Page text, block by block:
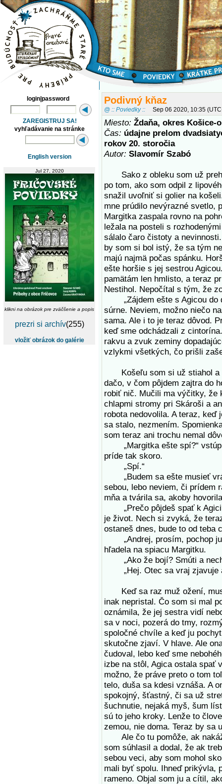
login|password
ZAREGISTRUJ SA!
vyhľadávanie na stránke
English version
Jul 27, 2020
klikni na obrázok pre zväčšenie a popis
prezri si archív(255)
vložiť obrázok do galérie
Podivný kňaz
@ :: Poviedky :: Sep 06 2020, 10:35
Miesto: Ždaňa, okres Košice-
Čas: údajne prelom
rokov 20. storočia
Autor: Slavomír Szabó
Sako z obleku som už
po tom, ako som odpil z
snažil uvoľniť si golier na
mne prúdilo nevýrazné svetlo,
Margitka zaspala rovno na
ležala na posteli s
sálalo čaro čistoty a
by som si bol istý, že sa tým
majú najmä počas spánku.
ešte horšie s jej sestrou
pamätám len hmlisto, a teraz
Nestihol. Nepočítal s tým, že
„Zájdem ešte s Agicou do
súrne. Neviem, možno niečo
sama. Ale i to je teraz dôvod.
keď sme odchádzali z
rakvu a zvuk zeminy
vzlykmi všetkých, čo prišli
Košeľu som si už stiahol a
dačo, v čom pôjdem zajtra do
robiť nič. Mučili ma výčitky, že
chlapmi stromy pri Skároši a
robota nedovolila. A teraz, keď
sa stalo, nezmením.
som teraz ani trochu nemal
„Margitka ešte spí?“
príde tak skoro.
„Spí.“
„Budem sa ešte musieť
sebou, lebo neviem, či prídem
mňa a tvárila sa, akoby
„Prečo pôjdeš spať k
je život. Nech si zvyká, že
ostaneš dnes, bude to od teba
„Andrej, prosím, pochop ju.
hľadela na spiacu Margitku.
„Ako že bojí? Smúti a
„Hej. Otec sa vraj zjavuje a
Keď sa raz muž ožení,
inak nepristal. Čo som si mal
oznámila, že jej sestra vidí
sa v noci, pozerá do tmy,
spoločné chvíle a keď ju
skutočne zjaví. V hlave. Ale
čudoval, lebo keď sme
izbe na stôl, Agica ostala spať
možno, že práve preto o tom
telo, duša sa kdesi vznáša. A
spokojný, šťastný, či sa už
šuchnutie, nejaká myš, šum
sú to jeho kroky. Lenže to
zemou, nie doma. Teraz by sa
Ale čo tu pomôže, ak
som súhlasil a dodal, že ak
sebou veci, aby som mohol
mali byť spolu. Ihneď prikývla,
rameno. Objal som ju a cítil,